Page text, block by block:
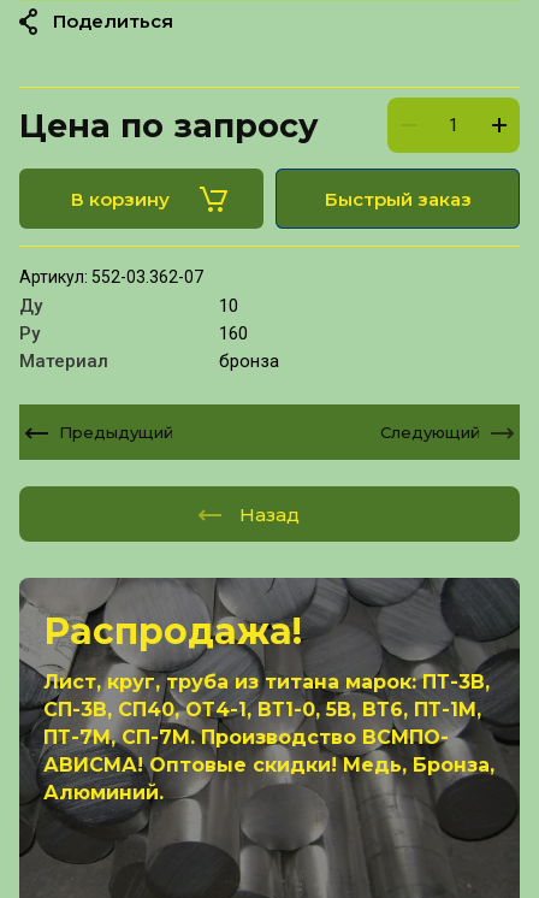
Распродажа!
Лист, круг, труба из титана марок: ПТ-3В,
СП-3В, СП40, ОТ4-1, ВТ1-0, 5В, ВТ6, ПТ-1М,
ПТ-7М, СП-7М. Производство ВСМПО-
АВИСМА! Оптовые скидки! Медь, Бронза,
Алюминий.
Цена по запросу
В корзину Быстрый заказ
Артикул: 552-03.362-07
Ду
10
Ру
160
Материал
бронза
Поделиться
Предыдущий Следующий
Назад